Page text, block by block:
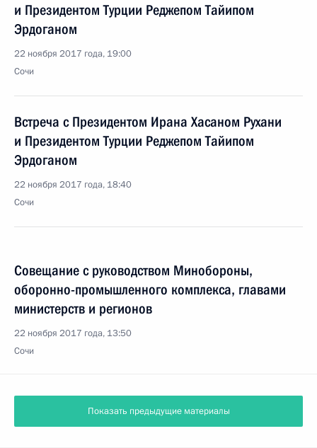
и Президентом Турции Реджепом Тайипом
Эрдоганом
22 ноября 2017 года, 19:00
Сочи
Встреча с Президентом Ирана Хасаном Рухани
и Президентом Турции Реджепом Тайипом
Эрдоганом
22 ноября 2017 года, 18:40
Сочи
Совещание с руководством Минобороны,
оборонно-промышленного комплекса, главами
министерств и регионов
22 ноября 2017 года, 13:50
Сочи
Показать предыдущие материалы